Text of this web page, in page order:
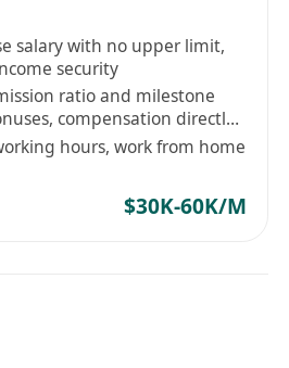
salary with no upper limit,
security
ratio and milestone
compensation directly
hours, work from home
$30K-60K/M